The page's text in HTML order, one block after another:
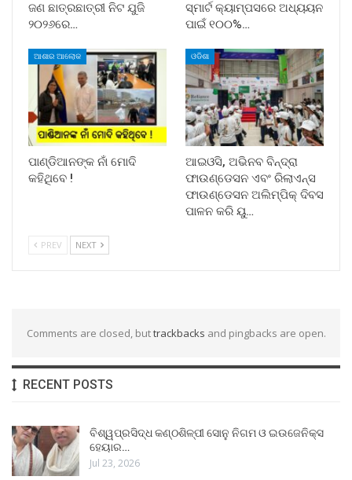
ଜଣ ଛାତ୍ରଛାତ୍ରୀ ନିଟ ଯୁଜି
୨୦୨୬ରେ…
ସ୍ମାର୍ଟ କ୍ୟାମ୍ପସରେ ଅଧ୍ୟୟନ
ପାଇଁ ୧୦୦%…
ଆଶାର ଆଲୋକ
ପାଣ୍ଡିଆନଙ୍କ ନାଁ ମୋଦି
କହିଥିବେ !
ଓଡିଶା
ଆଇଓସି, ଅଭିନବ ବିନ୍ଦ୍ରା
ଫାଉଣ୍ଡେସନ ଏବଂ ରିଲାଏନ୍ସ
ଫାଉଣ୍ଡେସନ ଅଲିମ୍ପିକ୍ ଦିବସ
ପାଳନ କରି ୟୁ…
PREV NEXT
Comments are closed, buttrackbacks and pingbacks are open.
RECENT POSTS
ବିଶ୍ୱପ୍ରସିଦ୍ଧ କଣ୍ଠଶିଳ୍ପୀ ସୋନୁ ନିଗମ ଓ ଇଉଜେନିକ୍ସ
ହେୟାର…
Jul 23, 2026